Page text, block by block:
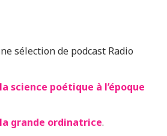
sélection de podcast Radio
science poétique à l’époque
grande ordinatrice.